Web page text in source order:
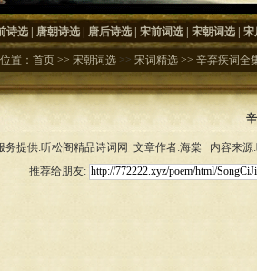
诗选 唐朝诗选 唐后诗选 宋前词选 宋朝词选 宋
置： 首页 >> 宋朝词选 >> 宋词精选 >> 辛弃疾词全
务提供:听松阁精品诗词网 文章作者:海棠 内容来
推荐给朋友: